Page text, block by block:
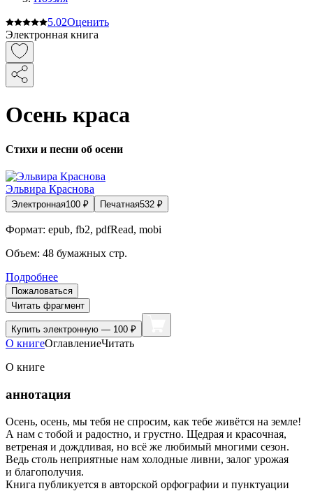
5.02Оценить
Электронная книга
Осень краса
Стихи и песни об осени
Эльвира Краснова
Электронная100 ₽ Печатная532 ₽
Формат: epub, fb2, pdfRead, mobi
Объем: 48 бумажных стр.
Подробнее
Пожаловаться
Читать фрагмент
Купить электронную — 100 ₽
О книгеОглавлениеЧитать
О книге
аннотация
Осень, осень, мы тебя не спросим, как тебе живётся на земле!
А нам с тобой и радостно, и грустно. Щедрая и красочная,
ветреная и дождливая, но всё же любимый многими сезон.
Ведь столь неприятные нам холодные ливни, залог урожая
и благополучия.
Книга публикуется в авторской орфографии и пунктуации